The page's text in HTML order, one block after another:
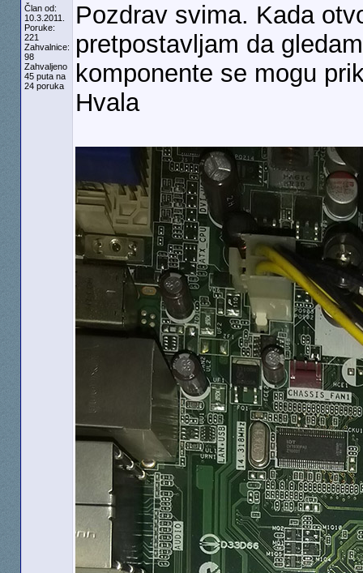
Član od:
10.3.2011.
Poruke:
221
Zahvalnice:
98
Zahvaljeno
45 puta na
24 poruka
Pozdrav svima. Kada
pretpostavljam da
komponente se mogu
Hvala